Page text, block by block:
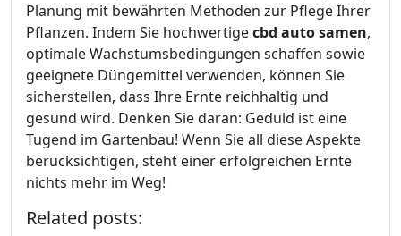
Planung mit bewährten Methoden zur Pflege Ihrer
Pflanzen. Indem Sie hochwertigecbd auto samen,
optimale Wachstumsbedingungen schaffen sowie
geeignete Düngemittel verwenden, können Sie
sicherstellen, dass Ihre Ernte reichhaltig und
gesund wird. Denken Sie daran: Geduld ist eine
Tugend im Gartenbau! Wenn Sie all diese Aspekte
berücksichtigen, steht einer erfolgreichen Ernte
nichts mehr im Weg!
Related posts: